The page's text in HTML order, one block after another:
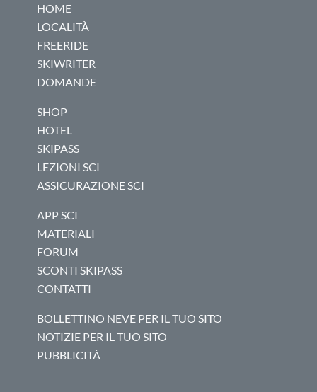
HOME
LOCALITÀ
FREERIDE
SKIWRITER
DOMANDE
SHOP
HOTEL
SKIPASS
LEZIONI SCI
ASSICURAZIONE SCI
APP SCI
MATERIALI
FORUM
SCONTI SKIPASS
CONTATTI
BOLLETTINO NEVE PER IL TUO SITO
NOTIZIE PER IL TUO SITO
PUBBLICITÀ